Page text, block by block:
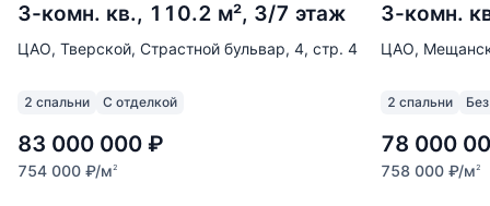
3-комн. кв., 110.2 м², 3/7 этаж
ЦАО, Тверской, Страстной бульвар, 4, стр. 4
2 спальни С отделкой
83 000 000 ₽
754 000 ₽/м2
3-комн.
ЦАО,
2 спальни
78 000
758 000 ₽/м2